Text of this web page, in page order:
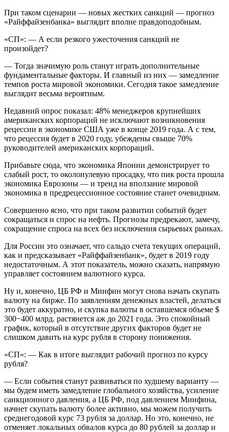
При таком сценарии — новых жестких санкций — прогноз
«Райффайзенбанка» выглядит вполне правдоподобным.
«СП»: — А если резкого ужесточения санкций не
произойдет?
— Тогда значимую роль станут играть дополнительные
фундаментальные факторы. И главный из них — замедление
темпов роста мировой экономики. Сегодня такое замедление
выглядит весьма вероятным.
Недавний опрос показал: 48% менеджеров крупнейших
американских корпораций не исключают возникновения
рецессии в экономике США уже в конце 2019 года. А с тем,
что рецессия будет в 2020 году, убеждены свыше 70%
руководителей американских корпораций.
Прибавьте сюда, что экономика Японии демонстрирует то
слабый рост, то околонулевую просадку, что пик роста прошла
экономика Еврозоны — и тренд на вползание мировой
экономика в предрецессионное состояние станет очевидным.
Совершенно ясно, что при таком развитии событий будет
сокращаться и спрос на нефть. Прогнозы предрекают, замечу,
сокращение спроса на всех без исключения сырьевых рынках.
Для России это означает, что сальдо счета текущих операций,
как и предсказывает «Райффайзенбанк», будет в 2019 году
недостаточным. А этот показатель, можно сказать, напрямую
управляет состоянием валютного курса.
Ну и, конечно, ЦБ РФ и Минфин могут снова начать скупать
валюту на бирже. По заявлениям денежных властей, делаться
это будет аккуратно, и скупка валюты в оставшемся объеме $
300−400 млрд. растянется аж до 2021 года. Это спокойный
график, который в отсутствие других факторов будет не
слишком давить на курс рубля в сторону понижения.
«СП»: — Как в итоге выглядит рабочий прогноз по курсу
рубля?
— Если события станут развиваться по худшему варианту —
мы будем иметь замедление глобального хозяйства, усиление
санкционного давления, а ЦБ РФ, под давлением Минфина,
начнет скупать валюту более активно, мы можем получить
среднегодовой курс 73 рубля за доллар. Но это, конечно, не
отменяет локальных обвалов курса до 80 рублей за доллар и